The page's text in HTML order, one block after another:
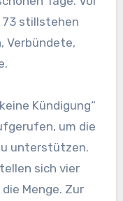
73 stillstehen
Verbündete,
Kündigung“
um die
unterstützen.
sich vier
Menge. Zur